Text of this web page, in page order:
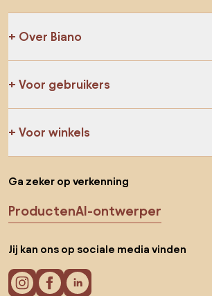
Over Biano
Voor gebruikers
Voor winkels
Ga zeker op verkenning
ProductenAI-ontwerper
Jij kan ons op sociale media vinden